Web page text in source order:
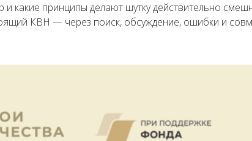
и какие принципы делают шутку действительно
КВН — через поиск, обсуждение, ошибки и